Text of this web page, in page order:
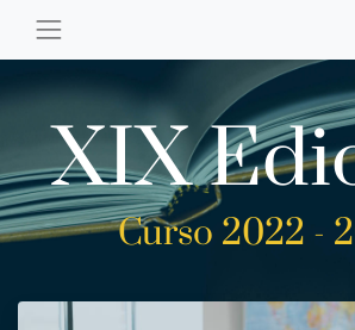
XIX
Curso 2022 -